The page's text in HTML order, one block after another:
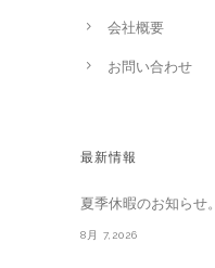
会社概要
お問い合わせ
最新情報
夏季休暇のお知らせ。
8月 7,2026